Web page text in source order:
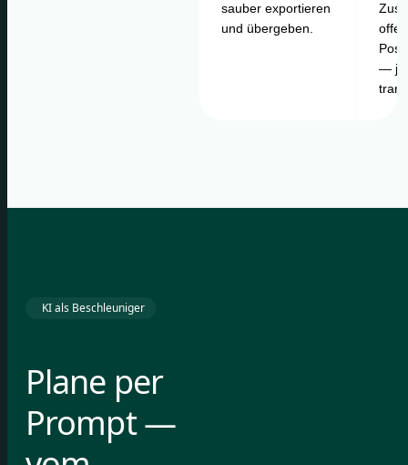
sauber exportieren
und übergeben.
—
KI als Beschleuniger
Plane per
Prompt —